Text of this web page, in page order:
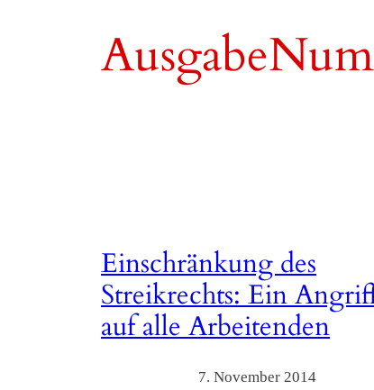
Einschränkung des
Streikrechts: Ein
auf alle Arbeitenden
7. November 2014